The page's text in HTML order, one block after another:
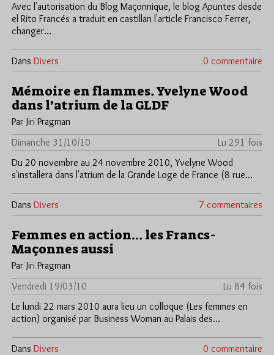
Avec l'autorisation du Blog Maçonnique, le blog Apuntes desde
el Rito Francés a traduit en castillan l'article Francisco Ferrer,
changer…
Dans Divers 0 commentaire
Mémoire en flammes. Yvelyne Wood
dans l’atrium de la GLDF
Par Jiri Pragman
Dimanche 31/10/10
Lu 291 fois
Du 20 novembre au 24 novembre 2010, Yvelyne Wood
s'installera dans l'atrium de la Grande Loge de France (8 rue…
Dans Divers 7 commentaires
Femmes en action… les Francs-
Maçonnes aussi
Par Jiri Pragman
Vendredi 19/03/10
Lu 84 fois
Le lundi 22 mars 2010 aura lieu un colloque (Les femmes en
action) organisé par Business Woman au Palais des…
Dans Divers 0 commentaire